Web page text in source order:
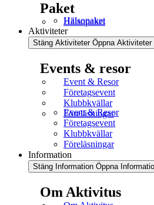
Paket
Hälsopaket
Hälsopaket
Aktiviteter
Stäng Aktiviteter Öppna Aktiviteter
Events & resor
Event & Resor
Företagsevent
Klubbkvällar
Föreläsningar
Event & Resor
Företagsevent
Klubbkvällar
Föreläsningar
Information
Stäng Information Öppna
Om Aktivitus